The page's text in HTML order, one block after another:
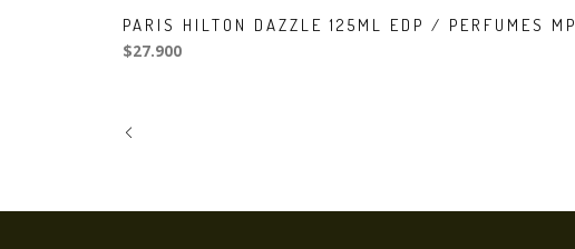
PARIS HILTON DAZZLE 125ML EDP / PERFUMES MP
$27.900